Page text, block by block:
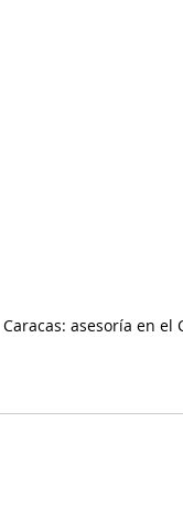
Caracas: asesoría en